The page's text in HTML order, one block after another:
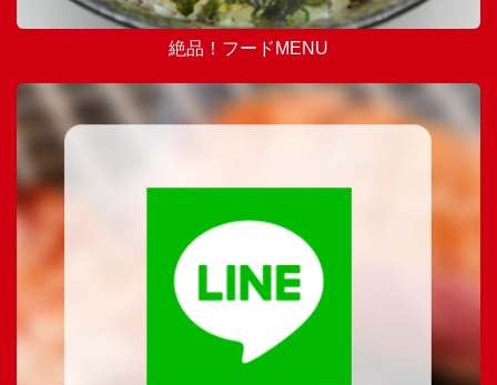
絶品！フードMENU